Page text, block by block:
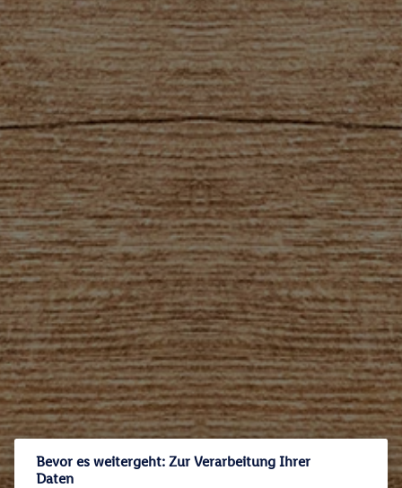
Bevor es weitergeht: Zur Verarbeitung Ihrer
Daten